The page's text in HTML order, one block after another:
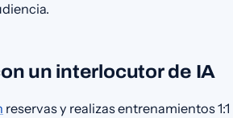
un interlocutor de IA
reservas y realizas entrenamientos 1:1